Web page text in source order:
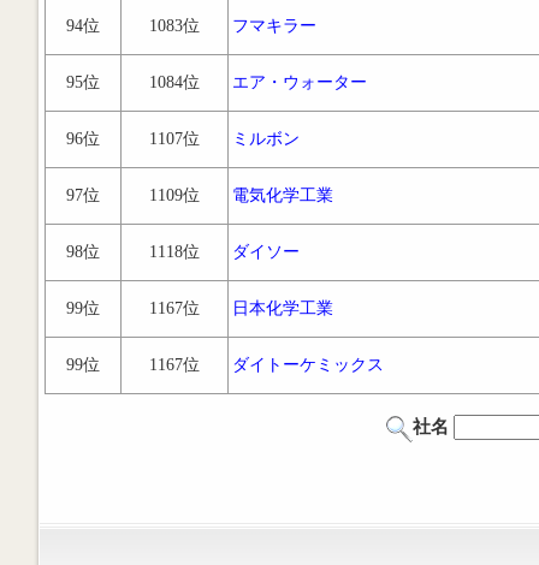
94位 1083位 フマキラー
95位 1084位 エア・ウォーター
96位 1107位 ミルボン
97位 1109位 電気化学工業
98位 1118位 ダイソー
99位 1167位 日本化学工業
99位 1167位 ダイトーケミックス
社名